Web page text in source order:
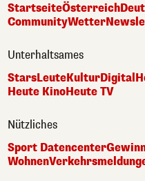
StartseiteÖsterreich
CommunityWetter
Unterhaltsames
StarsLeuteKulturDigital
Heute KinoHeute TV
Nützliches
Sport Datencenter
Wohnen